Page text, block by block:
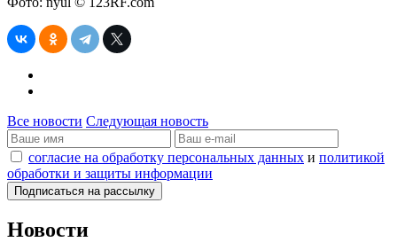
Все новости Следующая новость
согласие на обработку персональных данных и политикой
обработки и защиты информации
Новости